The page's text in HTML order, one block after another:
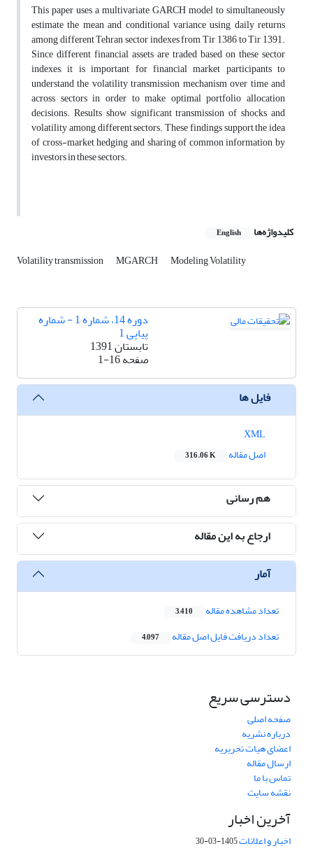
This paper uses a multivariate GARCH model to simultaneously
estimate the mean and conditional variance using daily returns
among different Tehran sector indexes from Tir 1386 to Tir 1391.
Since different financial assets are traded based on these sector
indexes, it is important for financial market participants to
understand the volatility transmission mechanism over time and
across sectors in order to make optimal portfolio allocation
decisions. Results show significant transmission of shocks and
volatility among different sectors. These findings support the idea
of cross-market hedging and sharing of common information by
investors in these sectors.
کلیدواژه‌ها English
Volatility transmission MGARCH Modeling Volatility
دوره 14، شماره 1 - شماره
پیاپی 1
تابستان 1391
صفحه1-16
فایل ها
اصل مقاله
316.06 K
هم رسانی
ارجاع به این مقاله
آمار
تعداد مشاهده مقاله 3,410
تعداد دریافت فایل اصل مقاله 4,097
دسترسی سریع
صفحه اصلی
درباره نشریه
اعضای هیات تحریریه
ارسال مقاله
تماس با ما
نقشه سایت
آخرین اخبار
اخبار و اعلانات1405-03-30